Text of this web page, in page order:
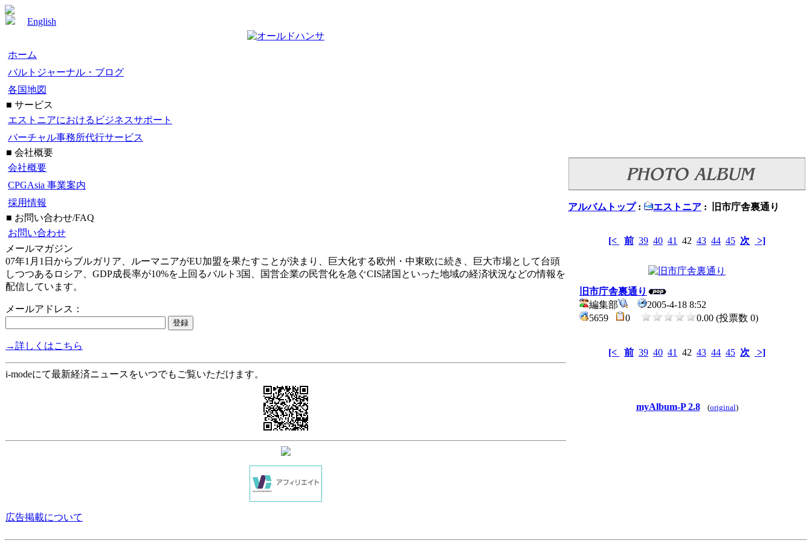
English
ホーム
バルトジャーナル・ブログ
各国地図
■ サービス
エストニアにおけるビジネスサポート
バーチャル事務所代行サービス
■ 会社概要
会社概要
CPGAsia 事業案内
採用情報
■ お問い合わせ/FAQ
お問い合わせ
メールマガジン
07年1月1日からブルガリア、ルーマニアがEU加盟を果たすことが決まり、巨大化する欧州・中東欧に続き、巨大市場として台頭
しつつあるロシア、GDP成長率が10%を上回るバルト3国、国営企業の民営化を急ぐCIS諸国といった地域の経済状況などの情報を
配信しています。
メールアドレス：
→詳しくはこちら
i-modeにて最新経済ニュースをいつでもご覧いただけます。
広告掲載について
アルバムトップ: エストニア : 旧市庁舎裏通り
[< 前 39 40 41 42 43 44 45 次 >]
旧市庁舎裏通り
編集部
2005-4-18 8:52
5659
0 0.00 (投票数 0)
[< 前 39 40 41 42 43 44 45 次 >]
myAlbum-P 2.8 (original)